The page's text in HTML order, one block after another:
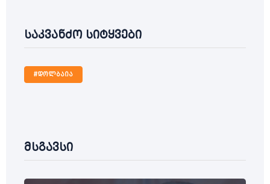
საკვანძო სიტყვები
#დოლბაია
მსგავსი